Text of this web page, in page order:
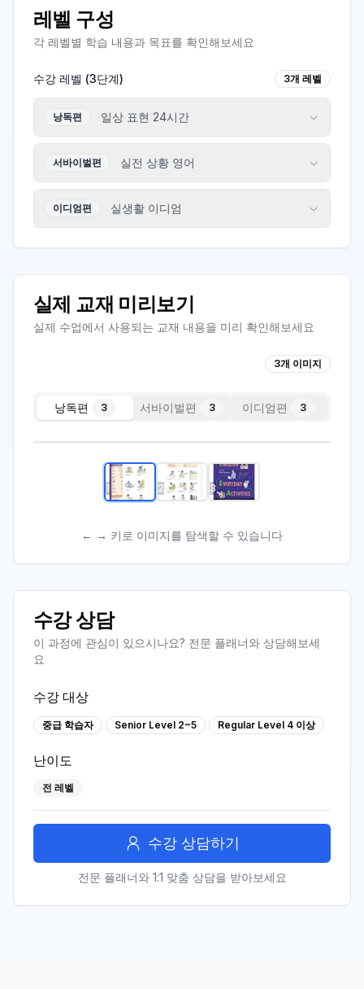
레벨 구성
각 레벨별 학습 내용과 목표를 확인해보세요
수강 레벨 (3단계) 3개 레벨
낭독편 일상 표현 24시간
서바이벌편 실전 상황 영어
이디엄편 실생활 이디엄
실제 교재 미리보기
실제 수업에서 사용되는 교재 내용을 미리 확인해보세요
3개 이미지
낭독편 3 서바이벌편 3 이디엄편 3
스크린샷 2025-09-26 오전 10.06.33
1/3
1 2 3
← → 키로 이미지를 탐색할 수 있습니다
수강 상담
이 과정에 관심이 있으시나요? 전문 플래너와 상담해보세
요
수강 대상
중급 학습자 Senior Level 2~5 Regular Level 4 이상
난이도
전 레벨
수강 상담하기
전문 플래너와 1:1 맞춤 상담을 받아보세요